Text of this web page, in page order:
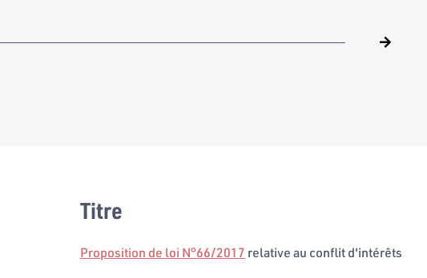
Titre
Proposition de loi N°66/2017 relative au conflit d'intérêts